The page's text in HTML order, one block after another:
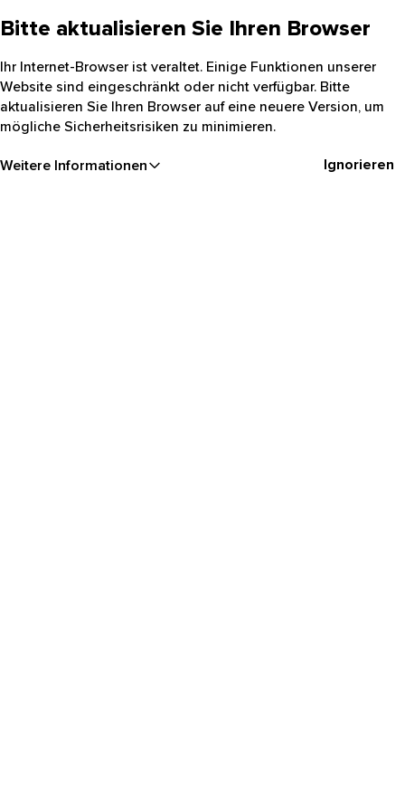
Bitte aktualisieren Sie Ihren Browser
Ihr Internet-Browser ist veraltet. Einige Funktionen unserer
Website sind eingeschränkt oder nicht verfügbar. Bitte
aktualisieren Sie Ihren Browser auf eine neuere Version, um
mögliche Sicherheitsrisiken zu minimieren.
Weitere Informationen Ignorieren